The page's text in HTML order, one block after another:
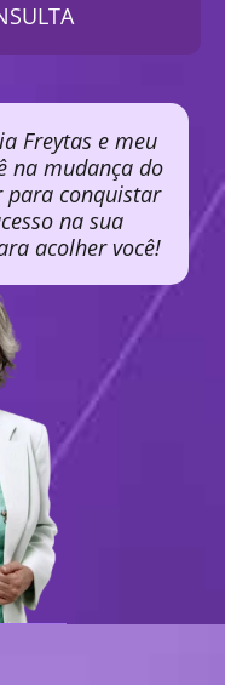
Freytas e meu
na mudança do
para conquistar
na sua
acolher você!